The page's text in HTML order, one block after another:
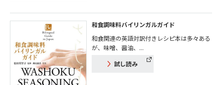
和食調味料バイリンガルガイド
和食関連の英語対訳付きレシピ本は多々ある
が、味噌、醤油、...
試し読み